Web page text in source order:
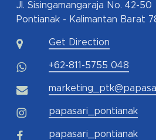
Jl. Sisingamangaraja No. 42-50
Pontianak - Kalimantan Barat
Get Direction
+62-811-5755 048
papasari_pontianak
papasari_pontianak